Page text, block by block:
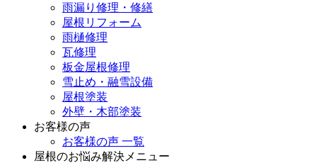
雨漏り修理・修繕
屋根リフォーム
雨樋修理
瓦修理
板金屋根修理
雪止め・融雪設備
屋根塗装
外壁・木部塗装
お客様の声
お客様の声 一覧
屋根のお悩み解決メニュー